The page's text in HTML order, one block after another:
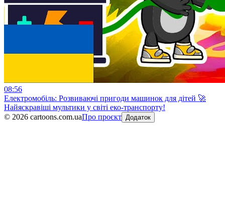
08:56
Електромобіль: Розвиваючі пригоди машинок для дітей 🚀
Найяскравіші мультики у світі еко-транспорту!
© 2026 cartoons.com.uaПро проєкт Додаток